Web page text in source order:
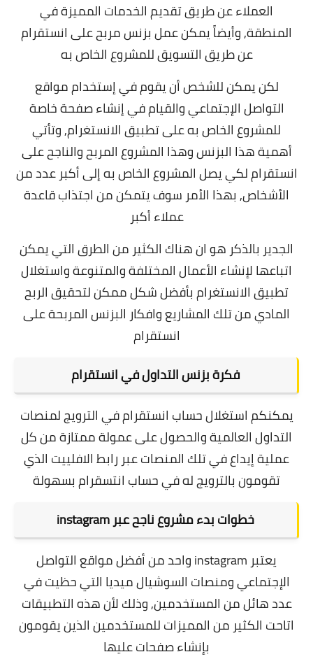
العملاء عن طريق تقديم الخدمات المميزة في
المنطقة,وأيضاً يمكن عمل بزنس مربح على انستقرام
عن طريق التسويق للمشروع الخاص به
لكن يمكن للشخص أن يقوم في إستخدام مواقع
التواصل الإجتماعي والقيام في إنشاء صفحة خاصة
للمشروع الخاص به على تطبيق الانستغرام, وتأتي
أهمية هذا البزنس وهذا المشروع المربح والناجح على
انستقرام لكي يصل المشروع الخاص به إلى أكبر عدد من
الأشخاص, بهذا الأمر سوف يتمكن من اجتذاب قاعدة
عملاء أكبر
الجدير بالذكر هو ان هناك الكثير من الطرق التي يمكن
اتباعها لإنشاء الأعمال المختلفة والمتنوعة واستغلال
تطبيق الانستغرام بأفضل شكل ممكن لتحقيق الربح
المادي من تلك المشاريع وافكار البزنس المربحة على
انستقرام
فكرة بزنس التداول في انستقرام
يمكنكم استغلال حساب انستقرام في الترويج لمنصات
التداول العالمية والحصول على عمولة ممتازة من كل
عملية إيداع في تلك المنصات عبر رابط الافلييت الذي
تقومون بالترويج له في حساب انتسقرام بسهولة
خطوات بدء مشروع ناجح عبرinstagram
يعتبر instagram واحد من أفضل مواقع التواصل
الإجتماعي ومنصات السوشيال ميديا التي حظيت في
عدد هائل من المستخدمين, وذلك لأن هذه التطبيقات
اتاحت الكثير من المميزات للمستخدمين الذين يقومون
بإنشاء صفحات عليها